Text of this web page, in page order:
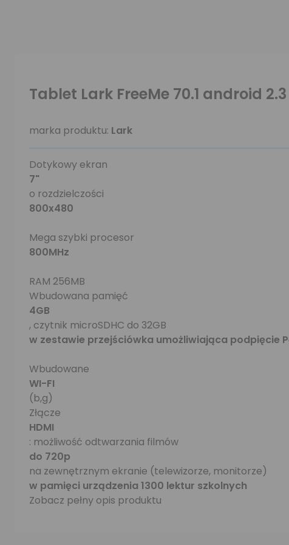
Tablet Lark FreeMe 70.1 android
marka produktu: Lark
Dotykowy ekran
7"
o rozdzielczości
800x480
Mega szybki procesor
800MHz
RAM 256MB
Wbudowana pamięć
4GB
, czytnik microSDHC do 32GB
w zestawie przejściówka umożliwiająca podpięcie
Wbudowane
WI-FI
(b,g)
Złącze
HDMI
: możliwość odtwarzania filmów
do 720p
na zewnętrznym ekranie (telewizorze, monitorze)
w pamięci urządzenia 1300 lektur szkolnych
Zobacz pełny opis produktu